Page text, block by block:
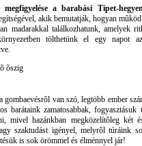
a barabási Tipet-
akik bemutatják, hogyan
madarakkal találkozhatunk, amelyek
tölthetünk el egy napot
õszig
gombaevésrõl van szó, legtöbb ember
barátaink zamatosabbak,
mivel hazánkban megközelítõleg
szaktudást igényel, melyrõl túráink
is sok örömmel és élménnyel jár!